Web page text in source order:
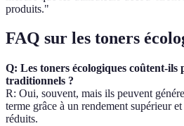
produits."
FAQ sur les toners
Q: Les toners écologiques coûtent-ils
traditionnels ?
R: Oui, souvent, mais ils peuvent
terme grâce à un rendement supérieur
réduits.